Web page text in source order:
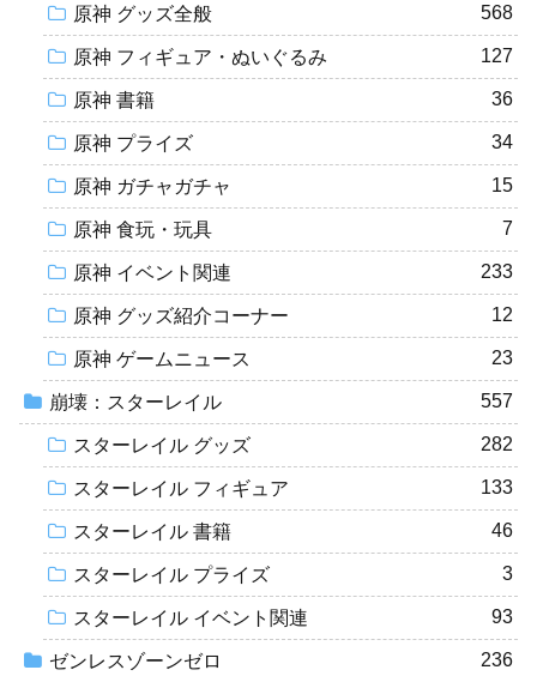
原神 グッズ全般 568
原神 フィギュア・ぬいぐるみ 127
原神 書籍 36
原神 プライズ 34
原神 ガチャガチャ 15
原神 食玩・玩具 7
原神 イベント関連 233
原神 グッズ紹介コーナー 12
原神 ゲームニュース 23
崩壊：スターレイル 557
スターレイル グッズ 282
スターレイル フィギュア 133
スターレイル 書籍 46
スターレイル プライズ 3
スターレイル イベント関連 93
ゼンレスゾーンゼロ 236